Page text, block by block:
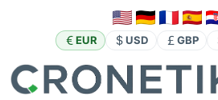
EUR USD GBP